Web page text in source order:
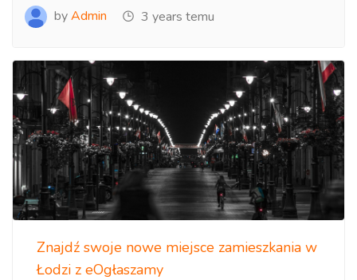
byAdmin 3 years temu
Znajdź swoje nowe miejsce zamieszkania w
Łodzi z eOgłaszamy